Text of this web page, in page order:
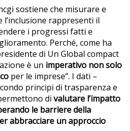
sostiene che misurare e
rappresenti il
i progressi fatti e
Perché, come ha
di Un Global compact
è un imperativo non solo
per le imprese”. I dati –
principi di trasparenza e
di valutare l’impatto
le barriere della
abbracciare un approccio